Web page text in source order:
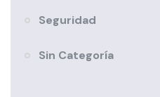
Seguridad
Sin Categoría